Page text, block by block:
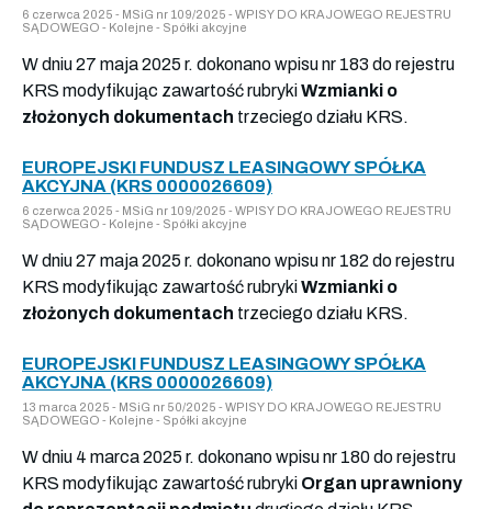
6 czerwca 2025 - MSiG nr 109/2025 - WPISY DO KRAJOWEGO REJESTRU
SĄDOWEGO - Kolejne - Spółki akcyjne
W dniu 27 maja 2025 r. dokonano wpisu nr 183 do rejestru
KRS modyfikując zawartość rubrykiWzmianki o
złożonych dokumentach trzeciego działu KRS.
EUROPEJSKI FUNDUSZ LEASINGOWY SPÓŁKA
AKCYJNA (KRS 0000026609)
6 czerwca 2025 - MSiG nr 109/2025 - WPISY DO KRAJOWEGO REJESTRU
SĄDOWEGO - Kolejne - Spółki akcyjne
W dniu 27 maja 2025 r. dokonano wpisu nr 182 do rejestru
KRS modyfikując zawartość rubrykiWzmianki o
złożonych dokumentach trzeciego działu KRS.
EUROPEJSKI FUNDUSZ LEASINGOWY SPÓŁKA
AKCYJNA (KRS 0000026609)
13 marca 2025 - MSiG nr 50/2025 - WPISY DO KRAJOWEGO REJESTRU
SĄDOWEGO - Kolejne - Spółki akcyjne
W dniu 4 marca 2025 r. dokonano wpisu nr 180 do rejestru
KRS modyfikując zawartość rubryki Organ uprawniony